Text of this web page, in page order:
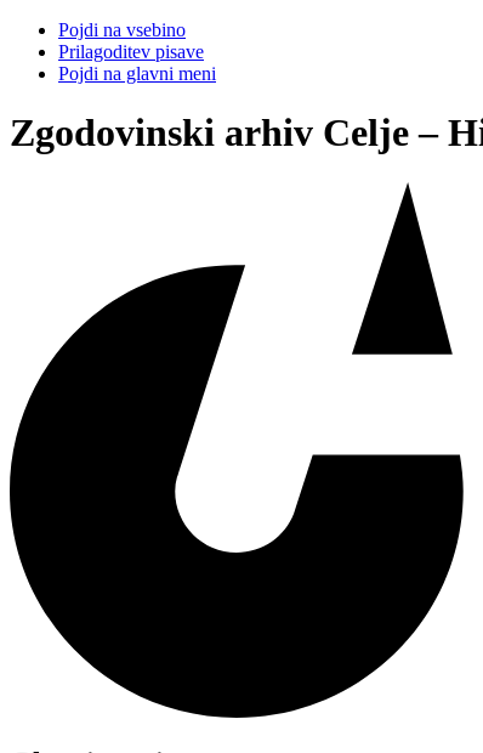
Pojdi na vsebino
Prilagoditev pisave
Pojdi na glavni meni
Zgodovinski arhiv Celje –